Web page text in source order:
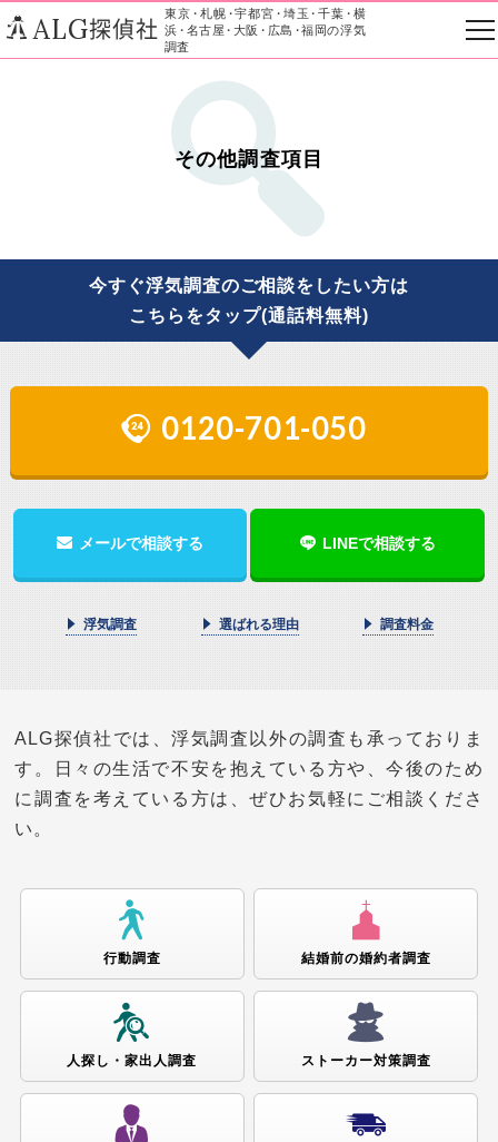
東京・札幌・宇都宮・埼玉・千葉・横
浜・名古屋・大阪 ・広島・福岡の浮気
調査
ALG探偵社
その他調査項目
今すぐ浮気調査のご相談をしたい方は
こちらをタップ(通話料無料)
0120-701-050
メールで相談する LINEで相談する
浮気調査 選ばれる理由 調査料金
ALG探偵社では、浮気調査以外の調査も承っておりま
す。日々の生活で不安を抱えている方や、今後のため
に調査を考えている方は、ぜひお気軽にご相談くださ
い。
行動調査 結婚前の婚約者調査
人探し・家出人調査 ストーカー対策調査